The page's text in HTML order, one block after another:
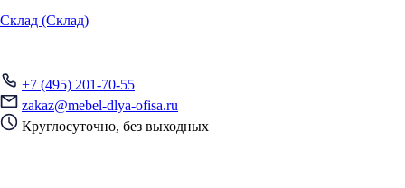
Склад (Склад)
+7 (495) 201-70-55
zakaz@mebel-dlya-ofisa.ru
Круглосуточно, без выходных